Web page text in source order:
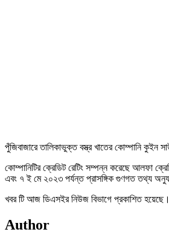
পুঁজিবাজারে তালিকাভুক্ত বস্ত্র খাতের কোম্পানি
কোম্পানিটির ক্রেডিট রেটিং সম্পন্ন করেছে আলফা
এবং ৭ ই মে ২০২৩ পর্যন্ত প্রাসঙ্গিক গুণগত তথ্য
খবর টি আজ ডিএসইর নিউজ বিভাগে প্রকাশিত হয়েছে।
Author